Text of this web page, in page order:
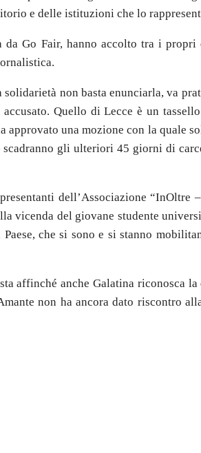
e delle istituzioni che lo
Go Fair, hanno accolto tra i
non basta enunciarla, va
Quello di Lecce è un
una mozione con la quale
gli ulteriori 45 giorni di
dell’Associazione “InOltre
vicenda del giovane studente
che si sono e si stanno
affinché anche Galatina riconosca
non ha ancora dato riscontro